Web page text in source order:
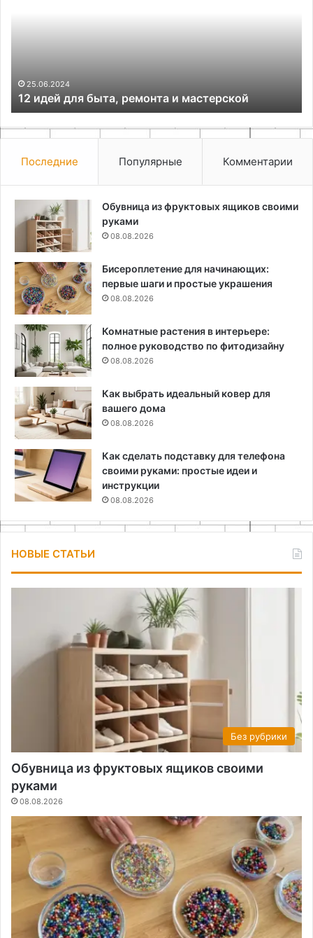
25.06.2024
12 идей для быта, ремонта и мастерской
Последние Популярные Комментарии
Обувница из фруктовых ящиков своими
руками
08.08.2026
Бисероплетение для начинающих:
первые шаги и простые украшения
08.08.2026
Комнатные растения в интерьере:
полное руководство по фитодизайну
08.08.2026
Как выбрать идеальный ковер для
вашего дома
08.08.2026
Как сделать подставку для телефона
своими руками: простые идеи и
инструкции
08.08.2026
НОВЫЕ СТАТЬИ
Без рубрики
Обувница из фруктовых ящиков своими
руками
08.08.2026